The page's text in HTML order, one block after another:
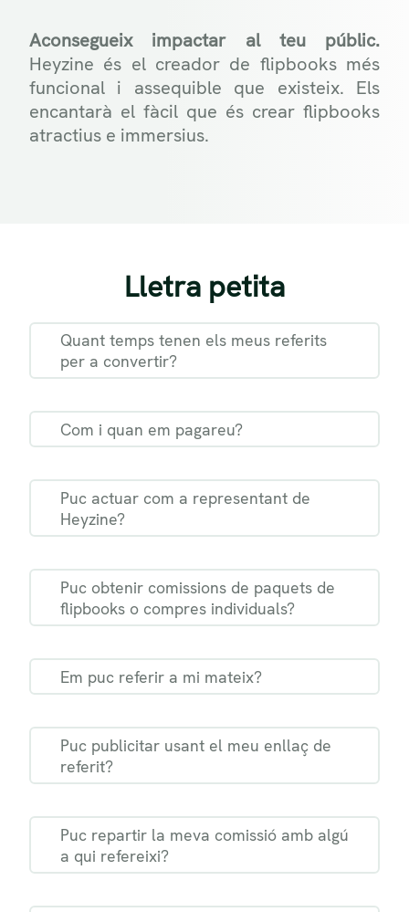
Aconsegueix impactar al teu públic.
Heyzine és el creador de flipbooks més
funcional i assequible que existeix. Els
encantarà el fàcil que és crear flipbooks
atractius e immersius.
Lletra petita
Quant temps tenen els meus referits
per a convertir?
Com i quan em pagareu?
Puc actuar com a representant de
Heyzine?
Puc obtenir comissions de paquets de
flipbooks o compres individuals?
Em puc referir a mi mateix?
Puc publicitar usant el meu enllaç de
referit?
Puc repartir la meva comissió amb algú
a qui refereixi?